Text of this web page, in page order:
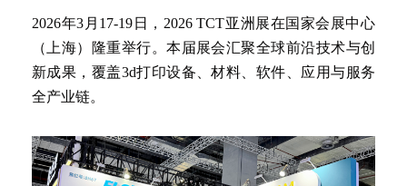
2026年3月17-19日，2026 TCT亚洲展在国家会展中心
（上海）隆重举行。本届展会汇聚全球前沿技术与创
新成果，覆盖3d打印设备、材料、软件、应用与服务
全产业链。